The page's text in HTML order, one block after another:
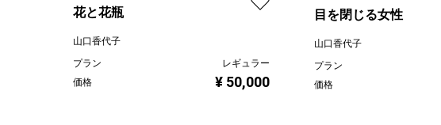
花と花瓶
山口香代子
プラン
レギュラー
価格
¥ 50,000
目を閉じる女性
山口香代子
プラン
価格